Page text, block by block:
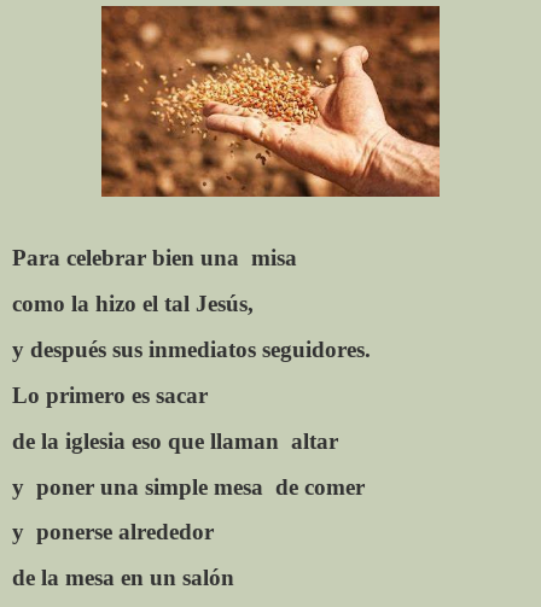
Para celebrar bien una misa
como la hizo el tal Jesús,
y después sus inmediatos seguidores.
Lo primero es sacar
de la iglesia eso que llaman altar
y poner una simple mesa de comer
y ponerse alrededor
de la mesa en un salón